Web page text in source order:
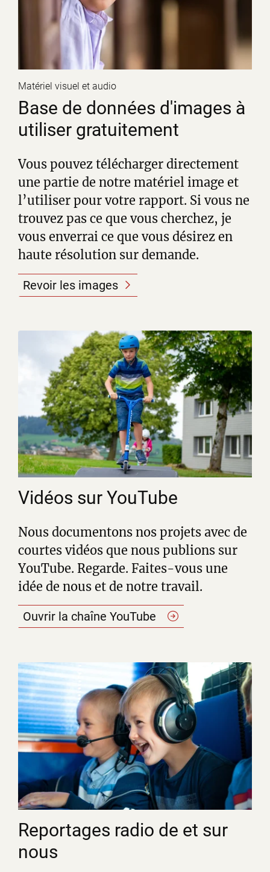
Matériel visuel et audio
Base de données d'images à
utiliser gratuitement
Vous pouvez télécharger directement
une partie de notre matériel image et
l’utiliser pour votre rapport. Si vous ne
trouvez pas ce que vous cherchez, je
vous enverrai ce que vous désirez en
haute résolution sur demande.
Revoir les images
Vidéos sur YouTube
Nous documentons nos projets avec de
courtes vidéos que nous publions sur
YouTube. Regarde. Faites-vous une
idée de nous et de notre travail.
Ouvrir la chaîne YouTube
Reportages radio de et sur
nous